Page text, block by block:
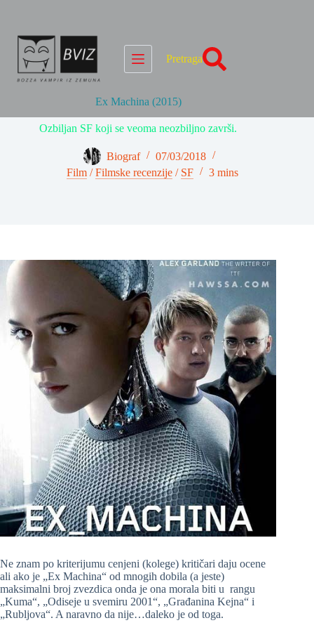
Pretraga
Ex Machina (2015)
Ozbiljan SF koji se veoma neozbiljno završi.
Biograf
07/03/2018
Film/Filmske recenzije/ SF 3 mins
Ne znam po kriterijumu cenjeni (kolege) kritičari daju ocene
ali ako je „Ex Machina“ od mnogih dobila (a jeste)
maksimalni broj zvezdica onda je ona morala biti u rangu
„Kuma“, „Odiseje u svemiru 2001“, „Građanina Kejna“ i
„Rubljova“. A naravno da nije…daleko je od toga.